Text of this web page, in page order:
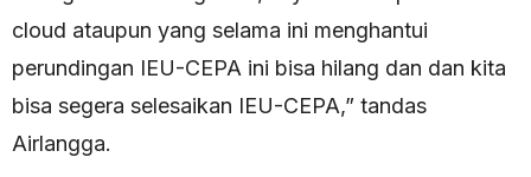
cloud ataupun yang selama ini menghantui
perundingan IEU-CEPA ini bisa hilang dan dan kita
bisa segera selesaikan IEU-CEPA,” tandas
Airlangga.